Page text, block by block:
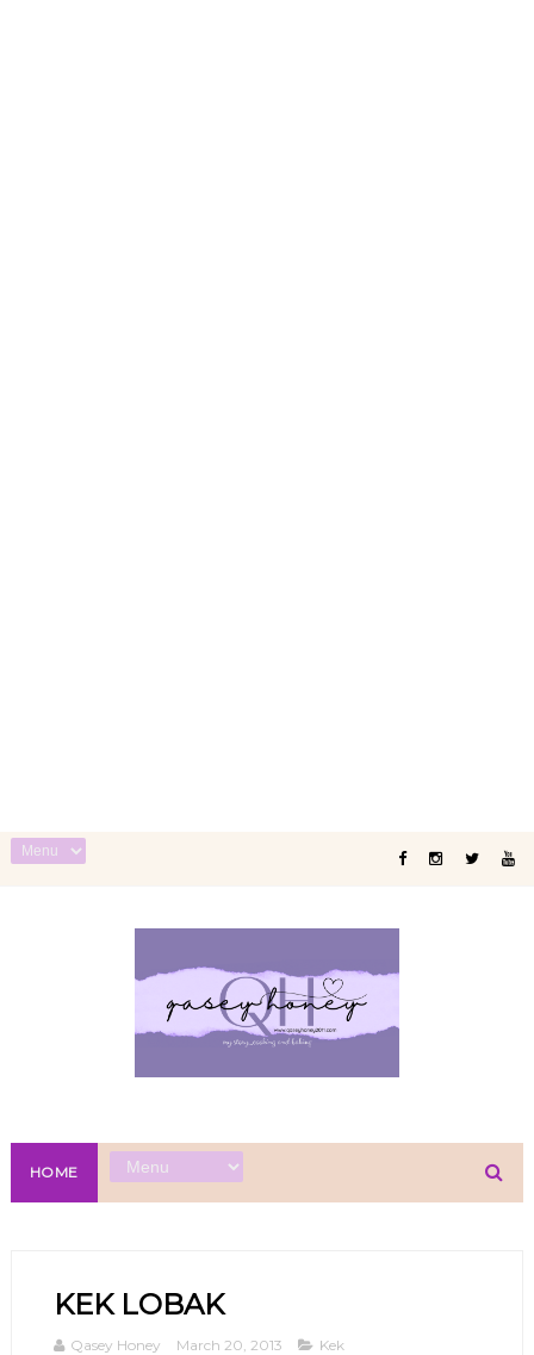
HOME
KEK LOBAK
Qasey Honey March 20, 2013 Kek